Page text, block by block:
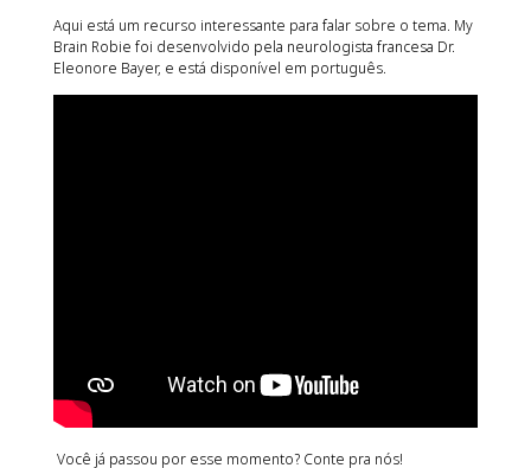
Aqui está um recurso interessante para falar sobre o tema. My
Brain Robie foi desenvolvido pela neurologista francesa Dr.
Eleonore Bayer, e está disponível em português.
Você já passou por esse momento? Conte pra nós!